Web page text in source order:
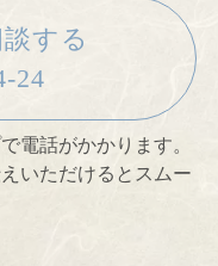
する
24
電話がかかります。
いただけるとスムー